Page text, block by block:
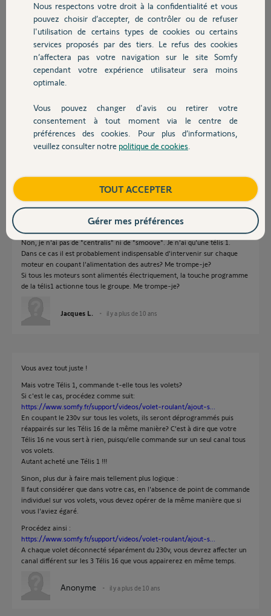
Chauffage
Autres produits
Devis avec un pro
Contact
Réponses
Bonjour,
Voir vidéo:
https://www.somfy.fr/support/videos/volet-roulant/telis-1...
https://www.somfy.fr/support/videos/volet-roulant/ajout-s...
Il faut naturellement que chaque motorisation ou groupe de motorisation
il y a plus de 10 ans
Non, je n'ai pas de "centralis" ni de "smoove". Je n'ai qu'une télis 1.
Dans ce cas il est probablement indispensable d'intervenir sur chaque
moteur en coupant l'alimentation des autres? Me trompe-je?
Si tous les moteurs sont alimentés électriquement, la touche programme
de la télis1 actionne tous le groupe. Me trompe-je?
Jacques L. il y a plus de 10 ans
Vous avez tout juste !
Mais votre Télis 1, commande t-elle tous les volets?
Si c'est le cas, procédez comme suit:
https://www.somfy.fr/support/videos/volet-roulant/ajout-s...
En coupant le 230v sur tous les volets, ils seront déprogrammés puis
réappairés sur les Télis 16 de la même manière? C'est à dire que votre
Télis 16 ne vous sert à rien, puisqu'elle commande sur un seul canal tous
vos volets.
Autant acheté une Télis 1 !!!
Sinon, plus dur à faire mais tellement plus logique :
Il faut considérer que dans votre cas, en l'absence de point de commande
individuel sur vos volets, vous devez opérer de la même manière que si
vous l'aviez égaré.
Procédez ainsi :
https://www.somfy.fr/support/videos/volet-roulant/ajout-s...
A chaque volet déconnecté séparément du 230v, vous devrez affecter un
canal différent sur les 3 Télis 16 que vous appairerez en même temps.
Anonyme il y a plus de 10 ans
Nous respectons votre droit à la confidentialité et vous
pouvez choisir d’accepter, de contrôler ou de refuser
l'utilisation de certains types de cookies ou certains
services proposés par des tiers. Le refus des cookies
n’affectera pas votre navigation sur le site Somfy
cependant votre expérience utilisateur sera moins
optimale.
Vous pouvez changer d'avis ou retirer votre
consentement à tout moment via le centre de
préférences des cookies. Pour plus d’informations,
veuillez consulter notre politique de cookies
TOUT ACCEPTER
Gérer mes préférences